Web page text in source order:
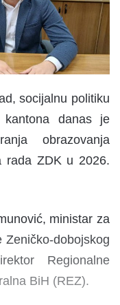
socijalnu politiku
kantona danas je
obrazovanja
rada ZDK u 2026.
ministar za
dobojskog
Regionalne
BiH (REZ).